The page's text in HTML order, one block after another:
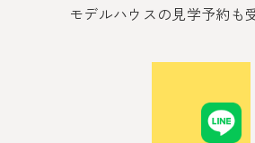
モデルハウスの見学予約も